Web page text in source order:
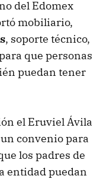
del Edomex
mobiliario,
, soporte técnico,
que personas
puedan tener
el Eruviel Ávila
convenio para
los padres de
entidad puedan